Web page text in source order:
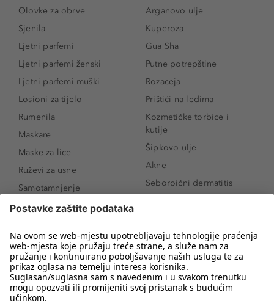
Olovke za obrve
Sjenila
Ljetni parfemi
Ljetni parfemi ženski
Ljetni parfemi muški
Losioni za tijelo
Rumenila
Maskare
Maske za lice
Ruževi za usne
Samotamnjenje
Puderi
Proizvodi za obrve
Sunce i zaštita
Serumi za lice
Proizvodi za čišćenje lica
Arganovo ulje
Kuperoza
Gua Sha
Putne potrepštine
Rozaceja
Prištići na leđima
Kozmetičke torbice i
kutije
Šipkovo ulje
Akne
Seboroični dermatitis
Novo
Koji mi parfem
odgovara?
Kako našminkati oči da